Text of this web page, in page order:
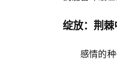
绽放：荆
感情的